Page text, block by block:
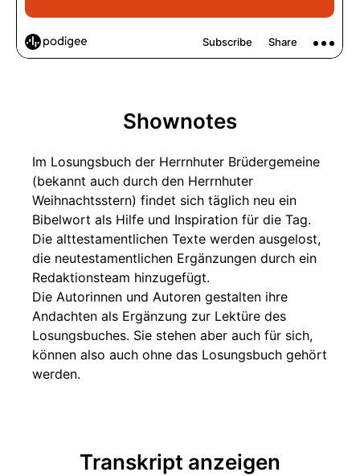
Shownotes
Im Losungsbuch der Herrnhuter Brüdergemeine
(bekannt auch durch den Herrnhuter
Weihnachtsstern) findet sich täglich neu ein
Bibelwort als Hilfe und Inspiration für die Tag.
Die alttestamentlichen Texte werden ausgelost,
die neutestamentlichen Ergänzungen durch ein
Redaktionsteam hinzugefügt.
Die Autorinnen und Autoren gestalten ihre
Andachten als Ergänzung zur Lektüre des
Losungsbuches. Sie stehen aber auch für sich,
können also auch ohne das Losungsbuch gehört
werden.
Transkript anzeigen